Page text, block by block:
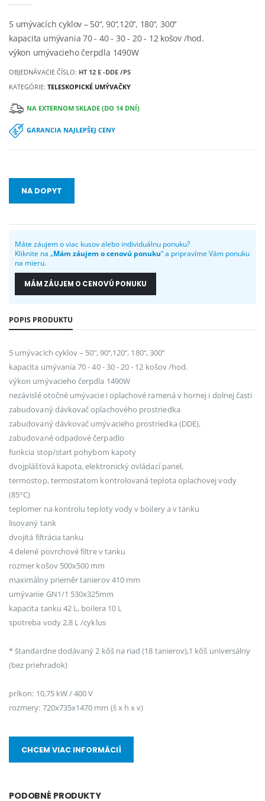
5 umývacích cyklov – 50‘‘, 90‘‘,120‘‘, 180‘‘, 300‘‘
kapacita umývania 70 - 40 - 30 - 20 - 12 košov /hod.
výkon umývacieho čerpdla 1490W
OBJEDNÁVACIE ČÍSLO: HT 12 E -DDE /PS
KATEGÓRIE:TELESKOPICKÉ UMÝVAČKY
NA EXTERNOM SKLADE (DO 14 DNÍ)
GARANCIA NAJLEPŠEJ CENY
NA DOPYT
Máte záujem o viac kusov alebo individuálnu ponuku?
Kliknite na „Mám záujem o cenovú ponuku“ a pripravíme Vám ponuku
na mieru.
MÁM ZÁUJEM O CENOVÚ PONUKU
POPIS PRODUKTU
5 umývacích cyklov – 50‘‘, 90‘‘,120‘‘, 180‘‘, 300‘‘
kapacita umývania 70 - 40 - 30 - 20 - 12 košov /hod.
výkon umývacieho čerpdla 1490W
nezávislé otočné umývacie i oplachové ramená v hornej i dolnej časti
zabudovaný dávkovač oplachového prostriedka
zabudovaný dávkovač umývacieho prostriedka (DDE),
zabudované odpadové čerpadlo
funkcia stop/start pohybom kapoty
dvojplášťová kapota, elektronický ovládací panel,
termostop, termostatom kontrolovaná teplota oplachovej vody
(85°C)
teplomer na kontrolu teploty vody v boilery a v tanku
lisovaný tank
dvojitá filtrácia tanku
4 delené povrchové filtre v tanku
rozmer košov 500x500 mm
maximálny prieměr tanierov 410 mm
umývanie GN1/1 530x325mm
kapacita tanku 42 L, boilera 10 L
spotreba vody 2,8 L /cyklus
* štandardne dodávaný 2 kôš na riad (18 tanierov),1 kôš universálny
(bez priehradok)
príkon: 10,75 kW / 400 V
rozmery: 720x735x1470 mm (š x h x v)
CHCEM VIAC INFORMÁCIÍ
PODOBNÉ PRODUKTY